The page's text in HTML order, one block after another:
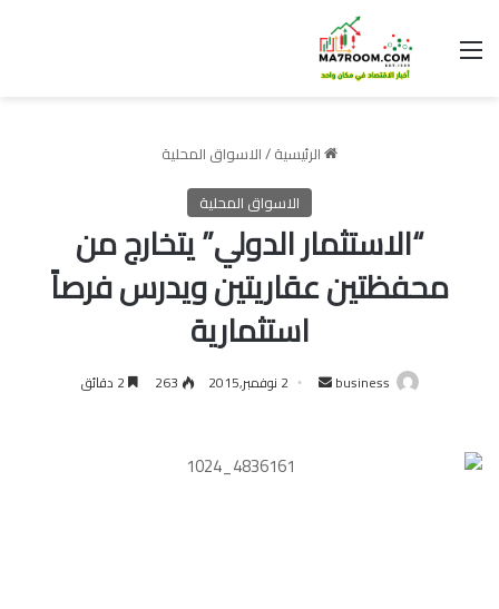
القائمة
الرئيسية/الاسواق المحلية
الاسواق المحلية
“الاستثمار الدولي” يتخارج من
محفظتين عقاريتين ويدرس فرصاً
استثمارية
business
أرسل 2 نوفمبر,2015 263 2 دقائق